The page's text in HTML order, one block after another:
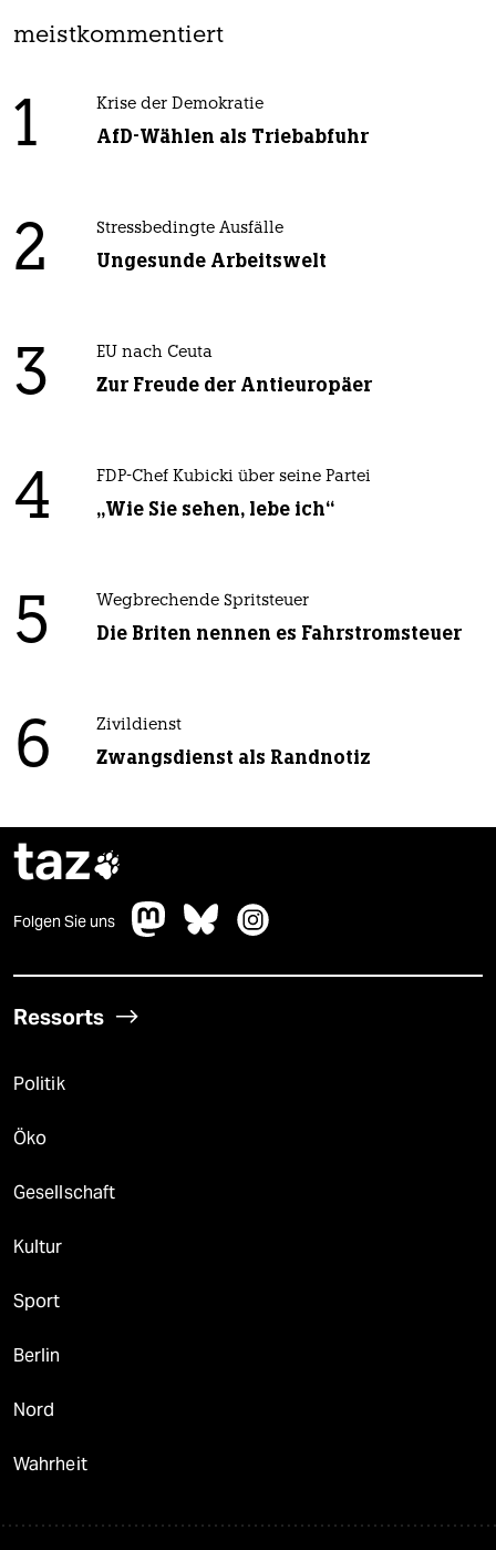
meistkommentiert
1 Krise der Demokratie
AfD-Wählen als Triebabfuhr
2 Stressbedingte Ausfälle
Ungesunde Arbeitswelt
3 EU nach Ceuta
Zur Freude der Antieuropäer
4 FDP-Chef Kubicki über seine Partei
„Wie Sie sehen, lebe ich“
5 Wegbrechende Spritsteuer
Die Briten nennen es Fahrstromsteuer
6 Zivildienst
Zwangsdienst als Randnotiz
taz
Folgen Sie uns
Ressorts
Politik
Öko
Gesellschaft
Kultur
Sport
Berlin
Nord
Wahrheit